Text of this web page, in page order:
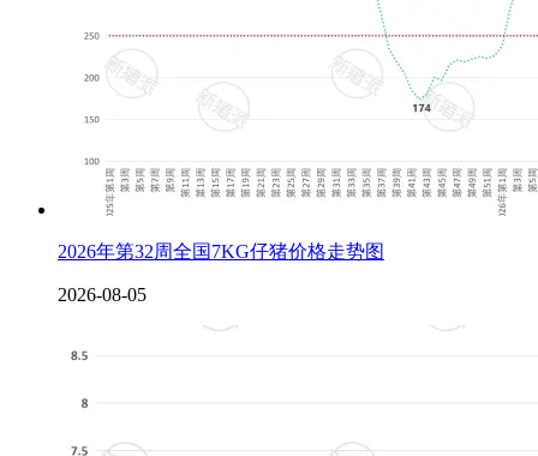
2026年第32周全国7KG仔猪价格走势图
2026-08-05